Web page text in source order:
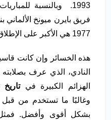
1993. وبالنسبة
1977 هي الأكبر على الإطلاق.
هذه الخسائر وإن كانت قاسية
النادي، الذي عرف
الهزائم الكبيرة في
وغالبًا ما تستخدم من قبل
بشكل أقوى وأفضل.